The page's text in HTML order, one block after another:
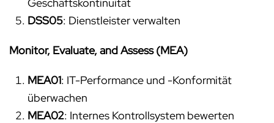
Geschäftskontinuität
DSS05: Dienstleister verwalten
Monitor, Evaluate, and Assess (MEA)
MEA01: IT-Performance und -Konformität
überwachen
MEA02: Internes Kontrollsystem bewerten